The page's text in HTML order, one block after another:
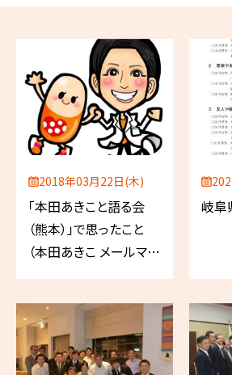
2018年03月22日(木)
「本田あきこと語る会
（熊本）」で思ったこと
（本田あきこ メールマガ
ジン 2018年3月号）
岐阜